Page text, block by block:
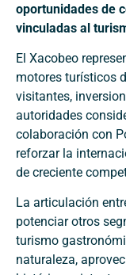
oportunidades de
vinculadas al
El Xacobeo
motores turísticos
visitantes,
autoridades
colaboración con
reforzar la
de creciente
La articulación
potenciar otros
turismo
naturaleza,